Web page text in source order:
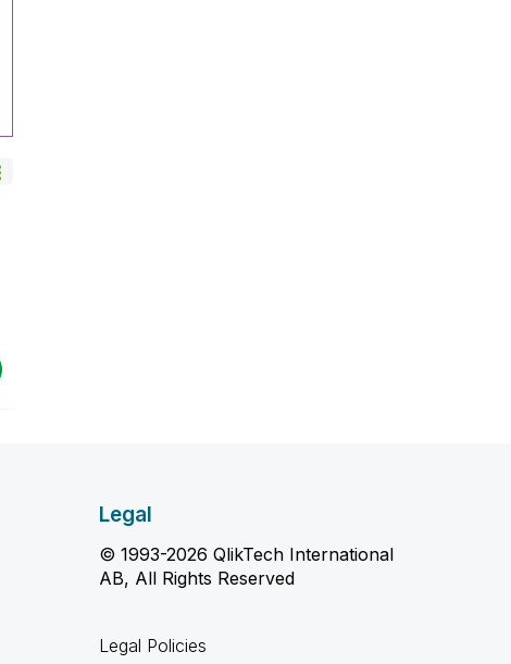
Legal
© 1993-2026 QlikTech International
AB, All Rights Reserved
Legal Policies